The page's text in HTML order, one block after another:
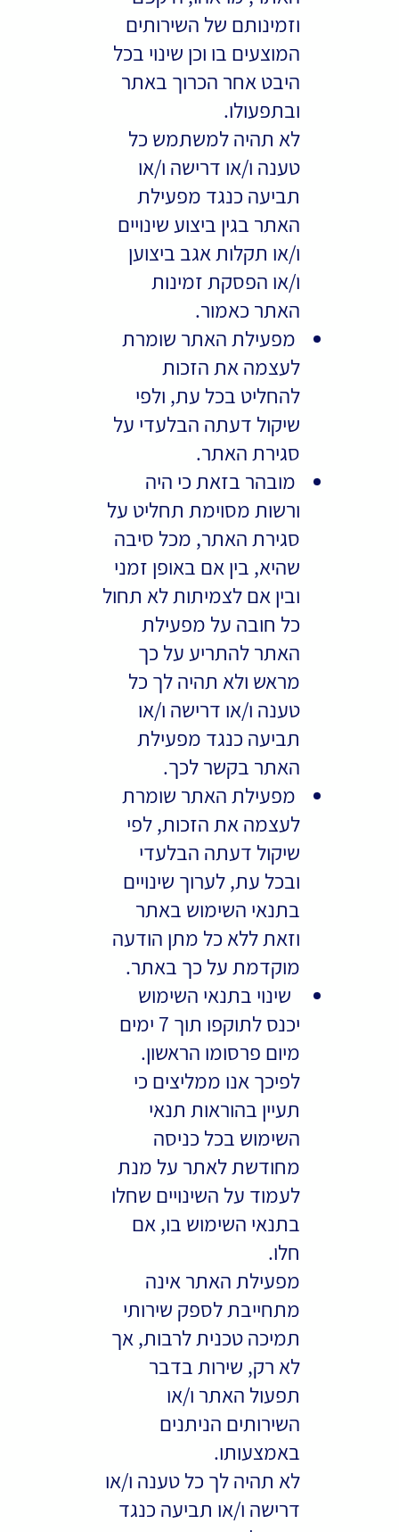
וזמינותם של השירותים
המוצעים בו וכן שינוי בכל
היבט אחר הכרוך באתר
ובתפעולו.
לא תהיה למשתמש כל
טענה ו/או דרישה ו/או
תביעה כנגד מפעילת
האתר בגין ביצוע שינויים
ו/או תקלות אגב ביצוען
ו/או הפסקת זמינות
האתר כאמור.
מפעילת האתר שומרת
לעצמה את הזכות
להחליט בכל עת, ולפי
שיקול דעתה הבלעדי על
סגירת האתר.
מובהר בזאת כי היה
ורשות מסוימת תחליט על
סגירת האתר, מכל סיבה
שהיא, בין אם באופן זמני
ובין אם לצמיתות לא תחול
כל חובה על מפעילת
האתר להתריע על כך
מראש ולא תהיה לך כל
טענה ו/או דרישה ו/או
תביעה כנגד מפעילת
האתר בקשר לכך.
מפעילת האתר שומרת
לעצמה את הזכות, לפי
שיקול דעתה הבלעדי
ובכל עת, לערוך שינויים
בתנאי השימוש באתר
וזאת ללא כל מתן הודעה
מוקדמת על כך באתר.
שינוי בתנאי השימוש
יכנס לתוקפו תוך 7 ימים
מיום פרסומו הראשון.
לפיכך אנו ממליצים כי
תעיין בהוראות תנאי
השימוש בכל כניסה
מחודשת לאתר על מנת
לעמוד על השינויים שחלו
בתנאי השימוש בו, אם
חלו.
מפעילת האתר אינה
מתחייבת לספק שירותי
תמיכה טכנית לרבות, אך
לא רק, שירות בדבר
תפעול האתר ו/או
השירותים הניתנים
באמצעותו.
לא תהיה לך כל טענה ו/או
דרישה ו/או תביעה כנגד